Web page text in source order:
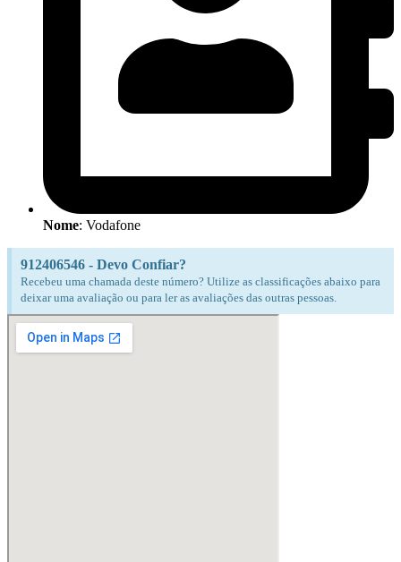
Nome: Vodafone
912406546 - Devo Confiar?
Recebeu uma chamada deste número? Utilize as classificações abaixo para
deixar uma avaliação ou para ler as avaliações das outras pessoas.